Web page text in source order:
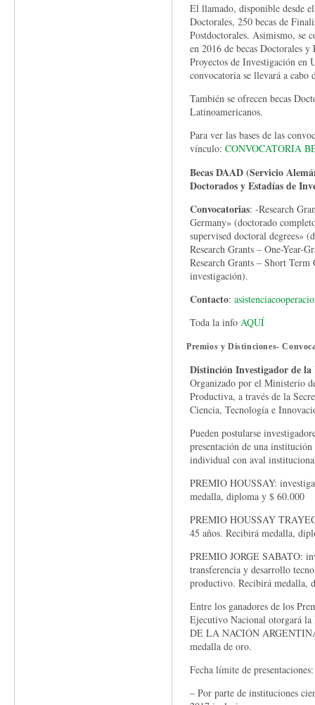
El llamado, disponible desde
Doctorales, 250 becas de
Postdoctorales. Asimismo, se
en 2016 de becas Doctorales
Proyectos de Investigación en
convocatoria se llevará a cabo
También se ofrecen becas
Latinoamericanos.
Para ver las bases de las
vínculo: CONVOCATORIA
Becas DAAD (Servicio
Doctorados y Estadías de
Convocatorias: -Research
Germany» (doctorado
supervised doctoral degrees»
Research Grants – One-Year-
Research Grants – Short Term
investigación).
Contacto:
Toda la info AQUÍ
Premios y Distinciones-
Distinción Investigador de
Organizado por el Ministerio
Productiva, a través de la
Ciencia, Tecnología e
Pueden postularse
presentación de una
individual con aval
PREMIO HOUSSAY:
medalla, diploma y $ 60.000
PREMIO HOUSSAY
45 años. Recibirá medalla,
PREMIO JORGE SABATO:
transferencia y desarrollo
productivo. Recibirá medalla,
Entre los ganadores de los
Ejecutivo Nacional otorgará
DE LA NACIÓN
medalla de oro.
Fecha límite de presentaciones:
– Por parte de instituciones